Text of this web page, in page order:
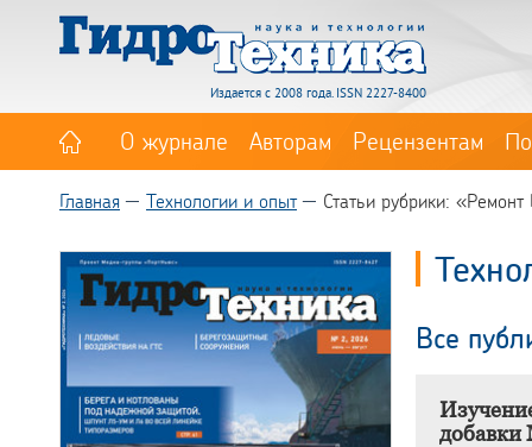
Издается с 2008 года. ISSN 2227-8400
О журнале Авторам Рецензентам
Главная Технологии и опыт Статьи рубрики:
Все
добавки